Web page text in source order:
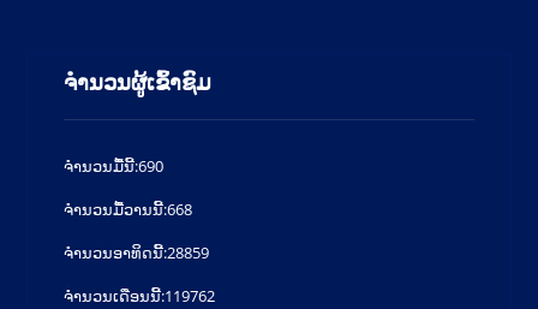
ຈຳນວນຜູ້ເຂົ້າຊົມ
ຈໍານວນມື້ນີ້:690
ຈໍານວນມື້ວານນີ້:668
ຈໍານວນອາທິດນີ້:28859
ຈໍານວນເດືອນນີ້:119762